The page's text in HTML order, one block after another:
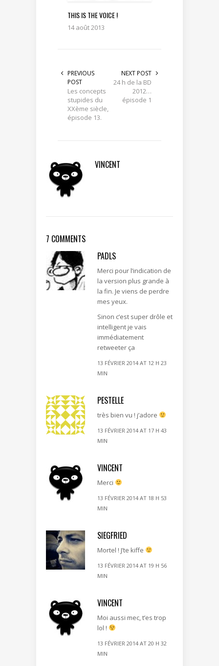
THIS IS THE VOICE !
14 août 2013
PREVIOUS
POST
Les concepts
stupides du
XXème siècle,
épisode 13.
NEXT POST
24 h de la BD
2012…
épisode 1
VINCENT
7 COMMENTS
PADLS
Merci pour l’indication de
la version plus grande à
la fin. Je viens de perdre
mes yeux.
Sinon c’est super drôle et
intelligent je vais
immédiatement
retweeter ça
13 FÉVRIER 2014 AT 12 H 23
MIN
PESTELLE
très bien vu ! j’adore
13 FÉVRIER 2014 AT 17 H 43
MIN
VINCENT
Merci
13 FÉVRIER 2014 AT 18 H 53
MIN
SIEGFRIED
Mortel ! J’te kiffe
13 FÉVRIER 2014 AT 19 H 56
MIN
VINCENT
Moi aussi mec, t’es trop
lol !
13 FÉVRIER 2014 AT 20 H 32
MIN